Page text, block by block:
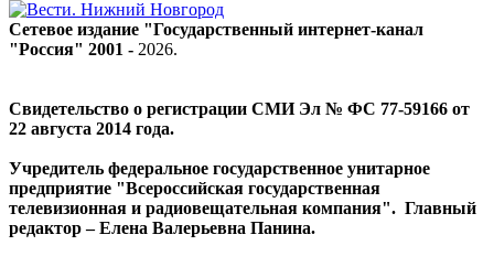
Сетевое издание "Государственный интернет-канал
"Россия" 2001 - 2026.
Свидетельство о регистрации СМИ Эл № ФС 77-59166 от
22 августа 2014 года.
Учредитель федеральное государственное унитарное
предприятие "Всероссийская государственная
телевизионная и радиовещательная компания". Главный
редактор – Елена Валерьевна Панина.